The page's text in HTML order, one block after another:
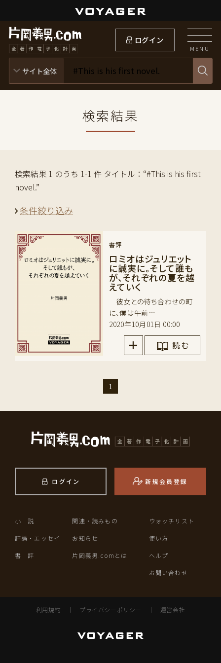
ログイン
MENU
検索結果
検索結果 1 のうち 1-1 件 タイトル：“#This is his first
novel.”
条件絞り込み
書評
ロミオはジュリエット
に誠実に。そして誰も
が、それぞれの夏を越
えていく
彼女との待ち合わせの町
に、僕は午前…
2020年10月01日 00:00
読 む
1
ログイン 新規会員登録
小 説
評論・エッセイ
書 評
関連・読みもの
お知らせ
片岡義男.comとは
ウォッチリスト
使い方
ヘルプ
お問い合わせ
利用規約 ｜ プライバシーポリシー ｜ 運営会社